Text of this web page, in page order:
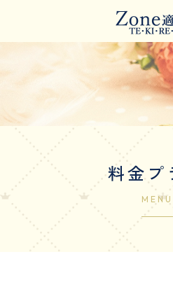
料金プ
MENU